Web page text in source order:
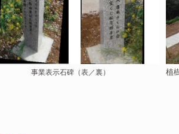
事業表示石碑（表／裏） 植